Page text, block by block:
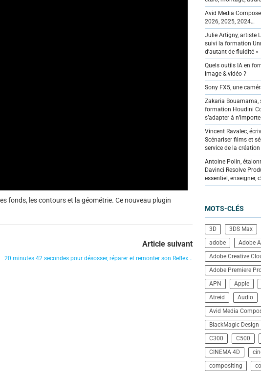
fonds, les contours et la géométrie. Ce nouveau plugin
Article suivant
20 minutes 42 secondes pour désosser, réparer et remonter son Reflex...
Avid Media
2026, 2025, 2024…
Julie Artigny, artiste
suivi la formation
d’autant de fluidité »
Quels outils IA en
image & vidéo ?
Sony FX5, une
Zakaria Bouamama,
formation Houdini
s’adapter à
Vincent Ravalec,
Scénariser films et
service de la création
Antoine Polin,
Davinci Resolve
essentiel, enseigner,
MOTS-CLÉS
3D 3DS Max
adobe
Adobe
Adobe Creative
Adobe Premiere
APN
Apple
Atreid
Audio
Avid Media
BlackMagic Design
C300
C500
CINEMA 4D
compositing